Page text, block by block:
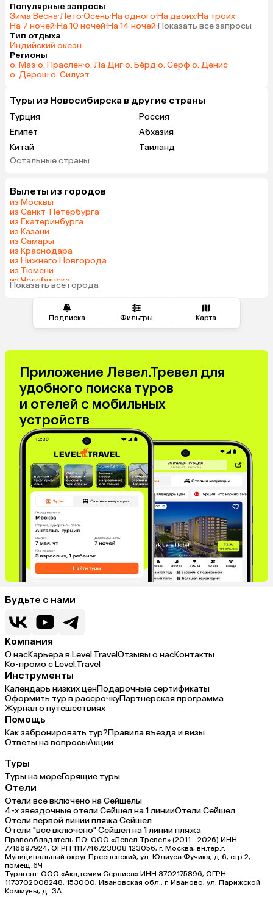
Подписка Фильтры Карта
Популярные запросы
Зима·Весна·Лето·Осень·На одного·На двоих·На троих·
На 7 ночей·На 10 ночей·На 14 ночей·Показать все запросы
Тип отдыха
Индийский океан
Регионы
о. Маэ·о. Праслен·о. Ла Диг·о. Бёрд·о. Серф·о. Денис·
о. Дерош·о. Силуэт
Туры из Новосибирска в другие страны
Турция
Россия
Египет
Абхазия
Китай
Таиланд
ОАЭ
Беларусь
Шри-Ланка
Азербайджан
Сербия
Киргизия
Саудовская Аравия
Венгрия
Остальные страны
Вылеты из городов
из Москвы
из Санкт-Петербурга
из Екатеринбурга
из Казани
из Самары
из Краснодара
из Нижнего Новгорода
из Тюмени
из Челябинска
из Минеральных Вод
Показать все города
Приложение Левел.Тревел для
удобного поиска туров
и отелей с мобильных
устройств
Будьте с нами
Компания
О насКарьера в Level.TravelОтзывы о насКонтакты
Ко-промо с Level.Travel
Инструменты
Календарь низких ценПодарочные сертификаты
Оформить тур в рассрочкуПартнерская программа
Журнал о путешествиях
Помощь
Как забронировать тур?Правила въезда и визы
Ответы на вопросыАкции
Туры
Туры на мореГорящие туры
Отели
Отели все включено на Сейшелы
4-х звездочные отели Сейшел на 1 линииОтели Сейшел
Отели первой линии пляжа Сейшел
Отели "все включено" Сейшел на 1 линии пляжа
Правообладатель ПО: ООО «Левел Тревел» (2011 - 2026) ИНН
7716697924, ОГРН 1117746723808 123056, г. Москва, вн.тер.г.
Муниципальный округ Пресненский, ул. Юлиуса Фучика, д.6, стр.2,
помещ.6Ч
Турагент: ООО «Академия Сервиса» ИНН 3702175896, ОГРН
1173702008248, 153000, Ивановская обл., г. Иваново, ул. Парижской
Коммуны, д. ЗА